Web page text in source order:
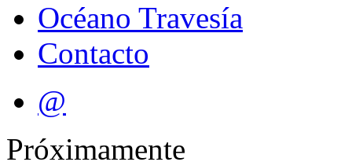
Océano Travesía
Contacto
@
Próximamente